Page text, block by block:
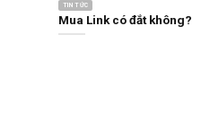
TIN TỨC
Mua Link có đắt không?